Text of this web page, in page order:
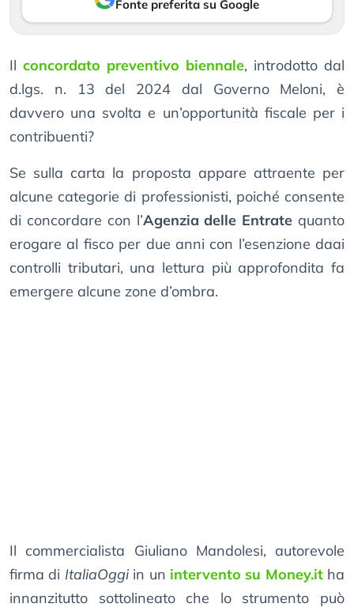
Fonte preferita su Google
Il concordato preventivo biennale, introdotto dal
d.lgs. n. 13 del 2024 dal Governo Meloni, è
davvero una svolta e un’opportunità fiscale per i
contribuenti?
Se sulla carta la proposta appare attraente per
alcune categorie di professionisti, poiché consente
di concordare con l’Agenzia delle Entrate quanto
erogare al fisco per due anni con l’esenzione daai
controlli tributari, una lettura più approfondita fa
emergere alcune zone d’ombra.
Il commercialista Giuliano Mandolesi, autorevole
firma di ItaliaOggiin un intervento su Money.itha
innanzitutto sottolineato che lo strumento può